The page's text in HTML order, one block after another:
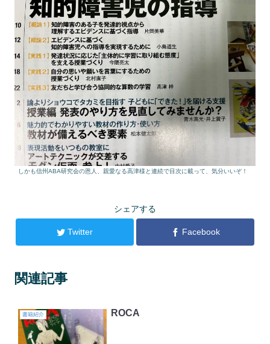
しかも信州ABA研究会の恩人、親愛なる高津様と連続で目次に載って、気分いいぞ！
シェアする
Twitter Facebook
関連記事
書籍紹介 ROCA